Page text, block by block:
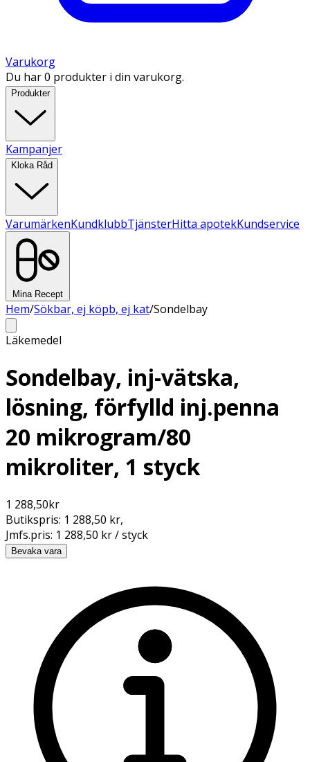
Varukorg
Du har 0 produkter i din varukorg.
Produkter
Kampanjer
Kloka Råd
VarumärkenKundklubbTjänsterHitta apotekKundservice
Mina Recept
Hem/Sökbar, ej köpb, ej kat/Sondelbay
Läkemedel
Sondelbay, inj-vätska,
lösning, förfylld inj.penna
20 mikrogram/80
mikroliter, 1 styck
1 288,50kr
Butikspris: 1 288,50 kr,
Jmfs.pris: 1 288,50 kr / styck
Bevaka vara